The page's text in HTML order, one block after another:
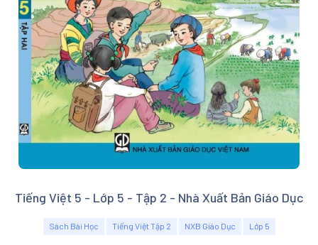
Tiếng Việt 5 - Lớp 5 - Tập 2 - Nhà Xuất Bản Giáo Dục
Sách Bài Học Tiếng Việt Tập 2 NXB Giáo Dục Lớp 5